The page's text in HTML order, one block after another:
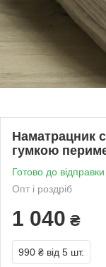
Наматрацник
гумкою
Готово до відправки
Опт і роздріб
1 040 ₴
990 ₴ від 5 шт.